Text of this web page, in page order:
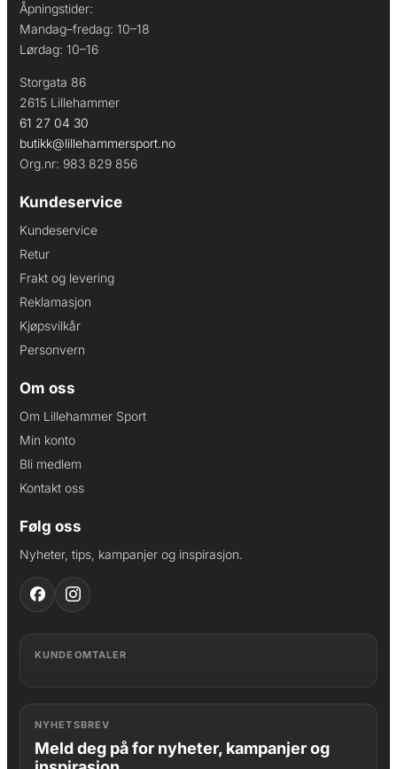
Åpningstider:
Mandag–fredag: 10–18
Lørdag: 10–16
Storgata 86
2615 Lillehammer
61 27 04 30
butikk@lillehammersport.no
Org.nr: 983 829 856
Kundeservice
Kundeservice
Retur
Frakt og levering
Reklamasjon
Kjøpsvilkår
Personvern
Om oss
Om Lillehammer Sport
Min konto
Bli medlem
Kontakt oss
Følg oss
Nyheter, tips, kampanjer og inspirasjon.
KUNDEOMTALER
NYHETSBREV
Meld deg på for nyheter, kampanjer og